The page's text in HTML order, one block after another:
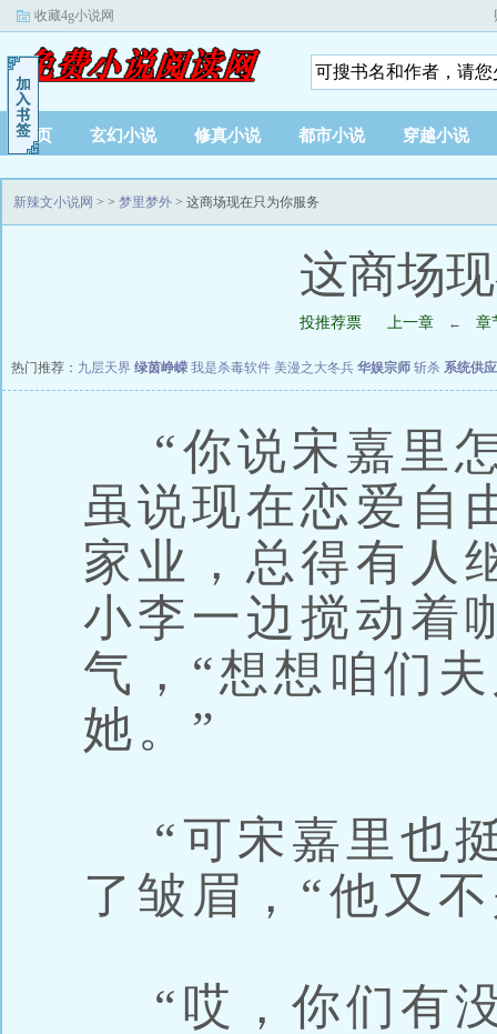
收藏4g小说网
首页 玄幻小说 修真小说 都市小说 穿越小说
新辣文小说网 > > 梦里梦外 > 这商场现在只为你服务
这商场
投推荐票 上一章 ← 章
热门推荐： 九层天界 绿茵峥嵘 我是杀毒软件 美漫之大冬兵 华娱宗师 斩杀 系统供
“你说宋嘉里怎
虽说现在恋爱自
家业，总得有人
小李一边搅动着
气，“想想咱们
她。”
“可宋嘉里也
了皱眉，“他又
“哎，你们有